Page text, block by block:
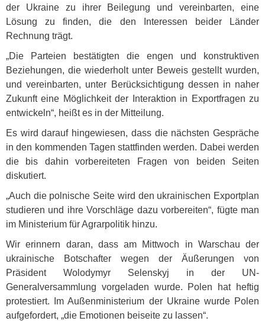
der Ukraine zu ihrer Beilegung und vereinbarten, eine
Lösung zu finden, die den Interessen beider Länder
Rechnung trägt.
„Die Parteien bestätigten die engen und konstruktiven
Beziehungen, die wiederholt unter Beweis gestellt wurden,
und vereinbarten, unter Berücksichtigung dessen in naher
Zukunft eine Möglichkeit der Interaktion in Exportfragen zu
entwickeln“, heißt es in der Mitteilung.
Es wird darauf hingewiesen, dass die nächsten Gespräche
in den kommenden Tagen stattfinden werden. Dabei werden
die bis dahin vorbereiteten Fragen von beiden Seiten
diskutiert.
„Auch die polnische Seite wird den ukrainischen Exportplan
studieren und ihre Vorschläge dazu vorbereiten“, fügte man
im Ministerium für Agrarpolitik hinzu.
Wir erinnern daran, dass am Mittwoch in Warschau der
ukrainische Botschafter wegen der Äußerungen von
Präsident Wolodymyr Selenskyj in der UN-
Generalversammlung vorgeladen wurde. Polen hat heftig
protestiert. Im Außenministerium der Ukraine wurde Polen
aufgefordert, „die Emotionen beiseite zu lassen“.